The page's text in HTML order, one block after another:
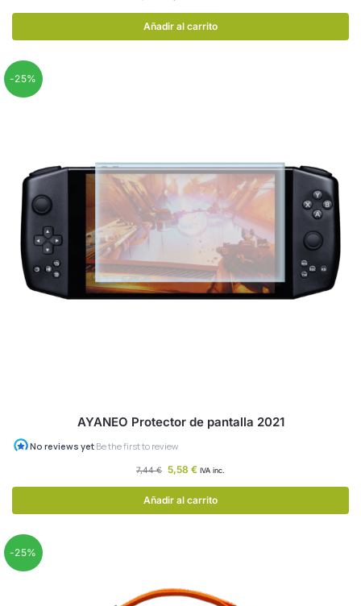
Añadir al carrito
-25%
AYANEO Protector de pantalla 2021
7,44€ 5,58 € IVA inc.
Añadir al carrito
-25%